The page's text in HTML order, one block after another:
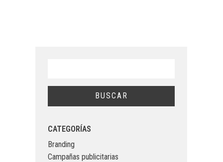
CATEGORÍAS
Branding
Campañas publicitarias